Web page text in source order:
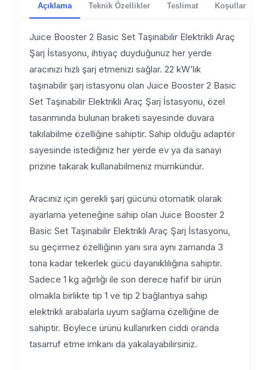
Açıklama Teknik Özellikler Teslimat Koşullar
Juice Booster 2 Basic Set Taşınabilir Elektrikli Araç
Şarj İstasyonu, ihtiyaç duyduğunuz her yerde
aracınızı hızlı şarj etmenizi sağlar. 22 kW’lık
taşınabilir şarj istasyonu olan Juice Booster 2 Basic
Set Taşınabilir Elektrikli Araç Şarj İstasyonu, özel
tasarımında bulunan braketi sayesinde duvara
takılabilme özelliğine sahiptir. Sahip olduğu adaptör
sayesinde istediğiniz her yerde ev ya da sanayi
prizine takarak kullanabilmeniz mümkündür.
Aracınız için gerekli şarj gücünü otomatik olarak
ayarlama yeteneğine sahip olan Juice Booster 2
Basic Set Taşınabilir Elektrikli Araç Şarj İstasyonu,
su geçirmez özelliğinin yanı sıra aynı zamanda 3
tona kadar tekerlek gücü dayanıklılığına sahiptir.
Sadece 1 kg ağırlığı ile son derece hafif bir ürün
olmakla birlikte tip 1 ve tip 2 bağlantıya sahip
elektrikli arabalarla uyum sağlama özelliğine de
sahiptir. Böylece ürünü kullanırken ciddi oranda
tasarruf etme imkanı da yakalayabilirsiniz.